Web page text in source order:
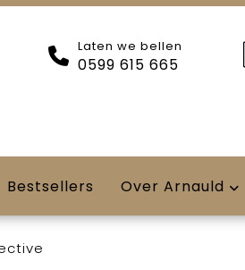
Laten we bellen
0599 615 665
Bestsellers Over Arnauld